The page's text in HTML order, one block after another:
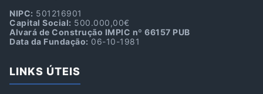
NIPC: 501216901
Capital Social: 500.000,00€
Alvará de Construção IMPIC nº 66157 PUB
Data da Fundação: 06-10-1981
LINKS ÚTEIS